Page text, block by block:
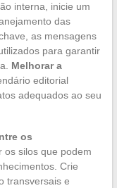
interna, inicie um
das
as mensagens
para garantir
Melhorar a
editorial
adequados ao seu
os
os silos que podem
Crie
transversais e